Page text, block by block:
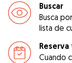
Buscar
Busca
lista de
Cuando